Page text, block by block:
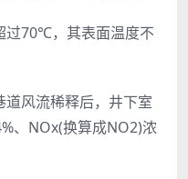
过70℃，其表面温度不
风流稀释后，井下室
、NOx(换算成NO2)浓